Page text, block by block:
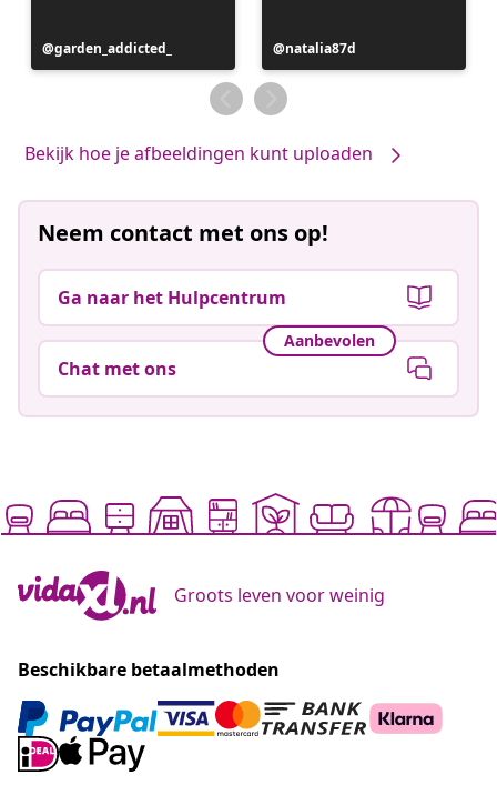
Bericht
gepubliceerd
garden_addicted_
Bericht
gepubliceerd
door
natalia87d
Bekijk hoe je afbeeldingen kunt uploaden
Neem contact met ons op!
Ga naar het Hulpcentrum
Aanbevolen
Chat met ons
Groots leven voor weinig
Beschikbare betaalmethoden